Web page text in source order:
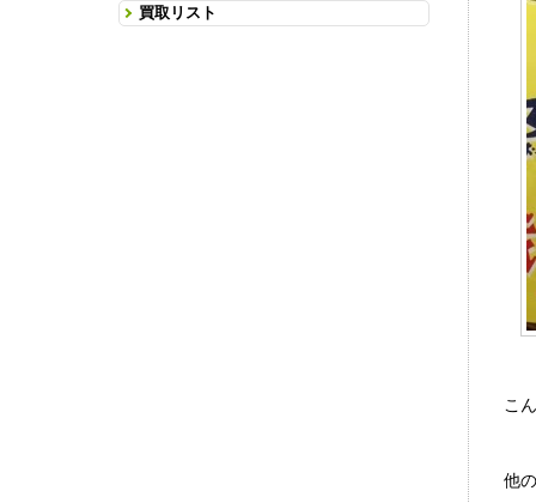
こ
他
買取リスト